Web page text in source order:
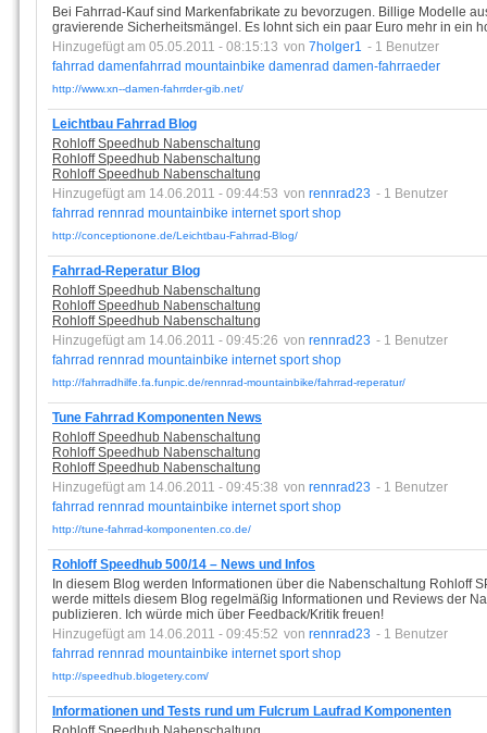
Bei Fahrrad-Kauf sind Markenfabrikate zu bevorzugen. Billige Modelle
gravierende Sicherheitsmängel. Es lohnt sich ein paar Euro mehr in ein
Hinzugefügt am 05.05.2011 - 08:15:13 von 7holger1 - 1 Benutzer
fahrrad damenfahrrad mountainbike damenrad damen-fahrraeder
http://www.xn--damen-fahrrder-gib.net/
Leichtbau Fahrrad Blog
Rohloff Speedhub Nabenschaltung
Rohloff Speedhub Nabenschaltung
Rohloff Speedhub Nabenschaltung
Hinzugefügt am 14.06.2011 - 09:44:53 von rennrad23 - 1 Benutzer
fahrrad rennrad mountainbike internet sport shop
http://conceptionone.de/Leichtbau-Fahrrad-Blog/
Fahrrad-Reperatur Blog
Rohloff Speedhub Nabenschaltung
Rohloff Speedhub Nabenschaltung
Rohloff Speedhub Nabenschaltung
Hinzugefügt am 14.06.2011 - 09:45:26 von rennrad23 - 1 Benutzer
fahrrad rennrad mountainbike internet sport shop
http://fahrradhilfe.fa.funpic.de/rennrad-mountainbike/fahrrad-reperatur/
Tune Fahrrad Komponenten News
Rohloff Speedhub Nabenschaltung
Rohloff Speedhub Nabenschaltung
Rohloff Speedhub Nabenschaltung
Hinzugefügt am 14.06.2011 - 09:45:38 von rennrad23 - 1 Benutzer
fahrrad rennrad mountainbike internet sport shop
http://tune-fahrrad-komponenten.co.de/
Rohloff Speedhub 500/14 – News und Infos
In diesem Blog werden Informationen über die Nabenschaltung Rohloff
werde mittels diesem Blog regelmäßig Informationen und Reviews der
publizieren. Ich würde mich über Feedback/Kritik freuen!
Hinzugefügt am 14.06.2011 - 09:45:52 von rennrad23 - 1 Benutzer
fahrrad rennrad mountainbike internet sport shop
http://speedhub.blogetery.com/
Informationen und Tests rund um Fulcrum Laufrad Komponenten